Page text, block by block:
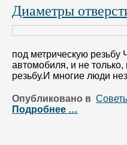
Диаметры
под метрическую резьбу
автомобиля, и не
резьбу.И многие люди
Опубликовано в
Подробнее …